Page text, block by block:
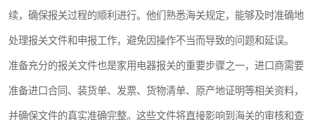
续，确保报关过程的顺利进行。他们熟悉海关规定，能够及时准确地
处理报关文件和申报工作，避免因操作不当而导致的问题和延误。
准备充分的报关文件也是家用电器报关的重要步骤之一，进口商需要
准备进口合同、装货单、发票、货物清单、原产地证明等相关资料，
并确保文件的真实准确完整。这些文件将直接影响到海关的审核和查